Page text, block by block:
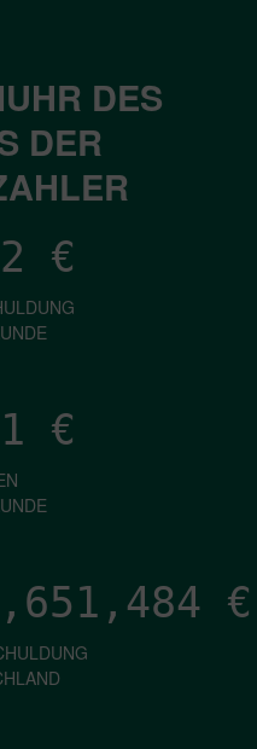
DES
DER
€
€
€